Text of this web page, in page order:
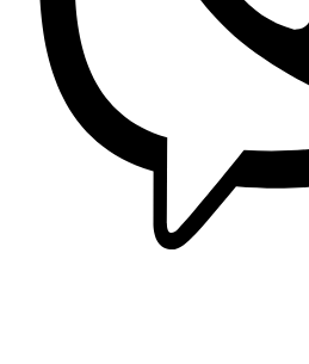
Griferia Acero Inoxidable